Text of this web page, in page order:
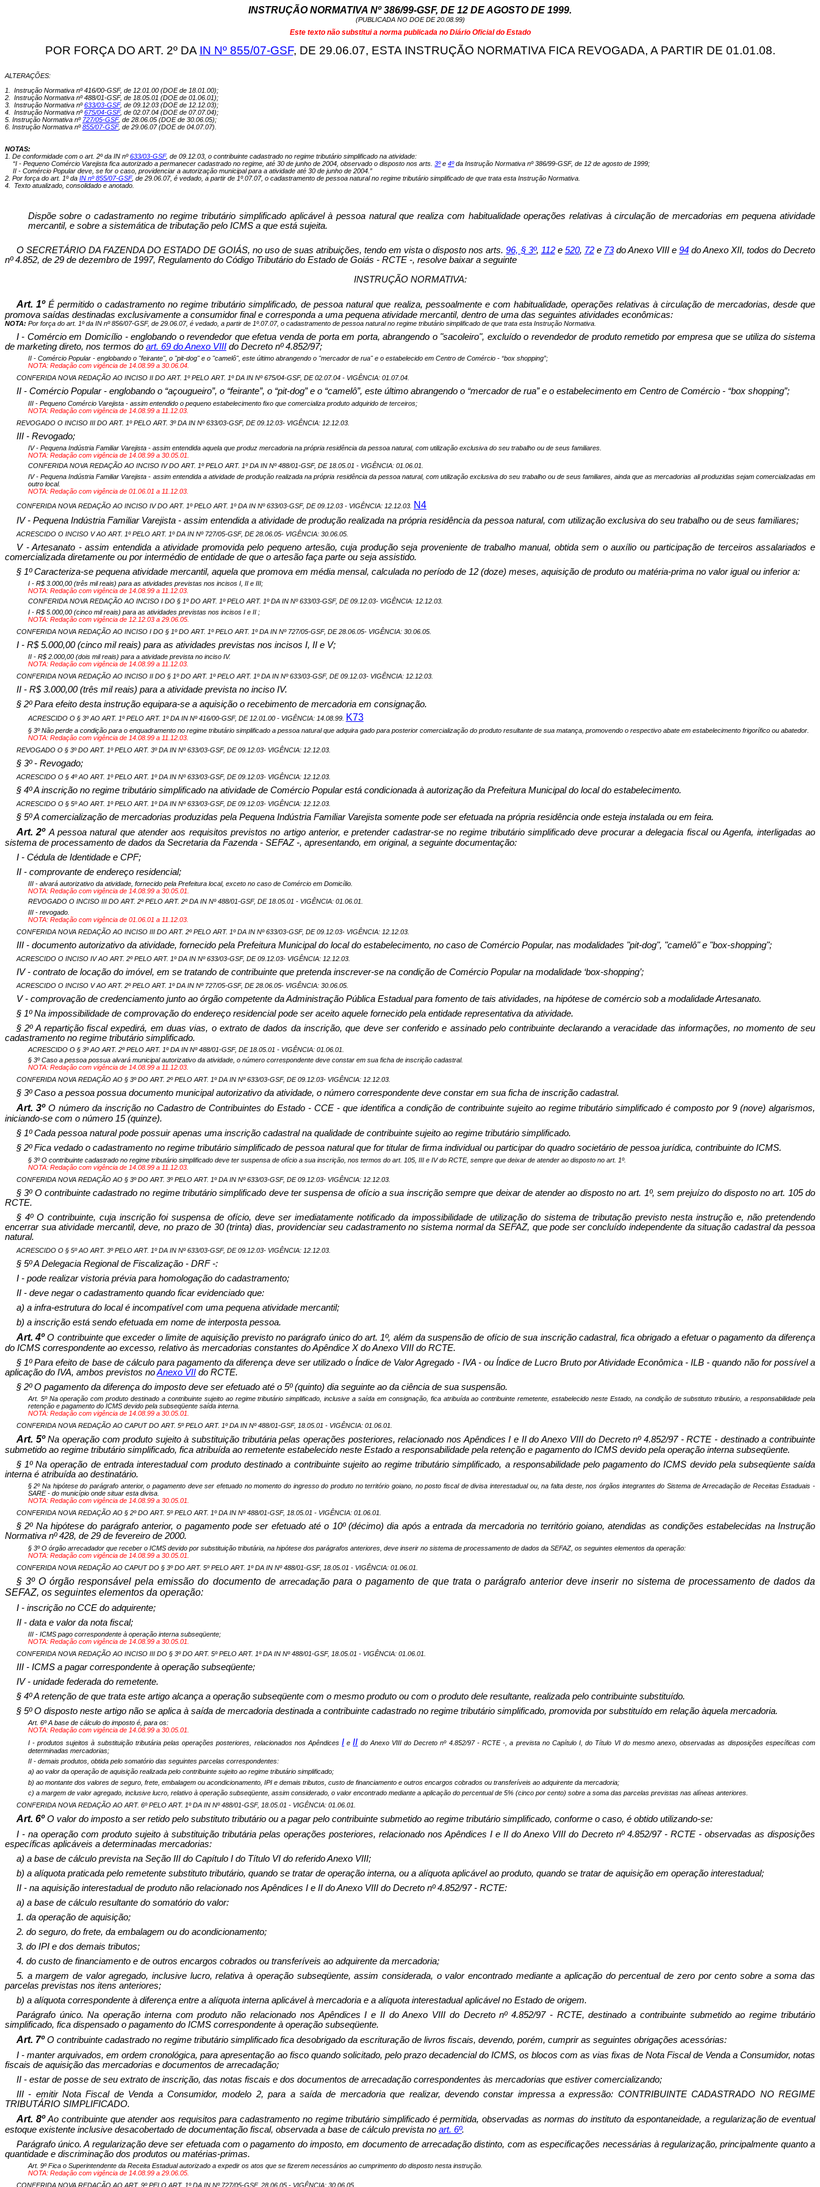
INSTRUÇÃO NORMATIVA Nº 386/99-GSF, DE 12 DE AGOSTO DE 1999.
(PUBLICADA NO DOE DE 20.08.99)
Este texto não substitui a norma publicada no Diário Oficial do Estado
POR FORÇA DO ART. 2º DA IN Nº 855/07-GSF, DE 29.06.07, ESTA INSTRUÇÃO NORMATIVA FICA REVOGADA, A PARTIR DE 01.01.08.
ALTERAÇÕES:
1.
Instrução Normativa nº 416/00-GSF, de 12.01.00 (DOE de 18.01.00);
2.
Instrução Normativa nº 488/01-GSF, de 18.05.01 (DOE de 01.06.01);
3.
Instrução Normativa nº633/03-GSF, de 09.12.03 (DOE de 12.12.03);
4.
Instrução Normativa nº675/04-GSF, de 02.07.04 (DOE de 07.07.04);
5. Instrução Normativa nº 727/05-GSF, de 28.06.05 (DOE de 30.06.05);
6. Instrução Normativa nº855/07-GSF, de 29.06.07 (DOE de 04.07.07).
NOTAS:
1. De conformidade com o art. 2º da IN nº633/03-GSF, de 09.12.03, o contribuinte cadastrado no regime tributário simplificado na atividade:
“I - Pequeno Comércio Varejista fica autorizado a permanecer cadastrado no regime, até 30 de junho de 2004, observado o disposto nos arts.3ºe4ºda Instrução Normativa nº 386/99-GSF, de 12 de agosto de 1999;
II - Comércio Popular deve, se for o caso, providenciar a autorização municipal para a atividade até 30 de junho de 2004.”
2. Por força do art. 1º da IN nº 855/07-GSF, de 29.06.07, é vedado, a partir de 1º.07.07, o cadastramento de pessoa natural no regime tributário simplificado de que trata esta Instrução Normativa.
4.
Texto atualizado, consolidado e anotado.
Dispõe sobre o cadastramento no regime tributário simplificado aplicável à pessoa natural que realiza com habitualidade operações relativas à circulação de mercadorias em pequena atividade
mercantil, e sobre a sistemática de tributação pelo ICMS a que está sujeita.
O SECRETÁRIO DA FAZENDA DO ESTADO DE GOIÁS, no uso de suas atribuições, tendo em vista o disposto nos arts.96, § 3º, 112e 520, 72e 73do Anexo VIII e 94do Anexo XII, todos do Decreto
nº 4.852, de 29 de dezembro de 1997, Regulamento do Código Tributário do Estado de Goiás - RCTE -, resolve baixar a seguinte
INSTRUÇÃO NORMATIVA:
Art. 1ºÉ permitido o cadastramento no regime tributário simplificado, de pessoa natural que realiza, pessoalmente e com habitualidade, operações relativas à circulação de mercadorias, desde que
promova saídas destinadas exclusivamente a consumidor final e corresponda a uma pequena atividade mercantil, dentro de uma das seguintes atividades econômicas:
NOTA: Por força do art. 1º da IN nº 856/07-GSF, de 29.06.07, é vedado, a partir de 1º.07.07, o cadastramento de pessoa natural no regime tributário simplificado de que trata esta Instrução Normativa.
I - Comércio em Domicílio - englobando o revendedor que efetua venda de porta em porta, abrangendo o "sacoleiro", excluído o revendedor de produto remetido por empresa que se utiliza do sistema
de marketing direto, nos termos do art. 69 do Anexo VIII do Decreto nº 4.852/97;
II - Comércio Popular - englobando o "feirante", o "pit-dog" e o "camelô", este último abrangendo o "mercador de rua" e o estabelecido em Centro de Comércio - “box shopping”;
NOTA: Redação com vigência de 14.08.99 a 30.06.04.
CONFERIDA NOVA REDAÇÃO AO INCISO II DO ART. 1º PELO ART. 1º DA IN Nº 675/04-GSF, DE 02.07.04 - VIGÊNCIA: 01.07.04.
II - Comércio Popular - englobando o “açougueiro”, o “feirante”, o “pit-dog” e o “camelô”, este último abrangendo o “mercador de rua” e o estabelecimento em Centro de Comércio - “box shopping”;
III - Pequeno Comércio Varejista - assim entendido o pequeno estabelecimento fixo que comercializa produto adquirido de terceiros;
NOTA: Redação com vigência de 14.08.99 a 11.12.03.
REVOGADO O INCISO III DO ART. 1º PELO ART. 3º DA IN Nº 633/03-GSF, DE 09.12.03- VIGÊNCIA: 12.12.03.
III - Revogado;
IV - Pequena Indústria Familiar Varejista - assim entendida aquela que produz mercadoria na própria residência da pessoa natural, com utilização exclusiva do seu trabalho ou de seus familiares.
NOTA: Redação com vigência de 14.08.99 a 30.05.01.
CONFERIDA NOVA REDAÇÃO AO INCISO IV DO ART. 1º PELO ART. 1º DA IN Nº 488/01-GSF, DE 18.05.01 - VIGÊNCIA: 01.06.01.
IV - Pequena Indústria Familiar Varejista - assim entendida a atividade de produção realizada na própria residência da pessoa natural, com utilização exclusiva do seu trabalho ou de seus familiares, ainda que as mercadorias ali produzidas sejam comercializadas em
outro local.
NOTA: Redação com vigência de 01.06.01 a 11.12.03.
CONFERIDA NOVA REDAÇÃO AO INCISO IV DO ART. 1º PELO ART. 1º DA IN Nº 633/03-GSF, DE 09.12.03 - VIGÊNCIA: 12.12.03.
N4
IV - Pequena Indústria Familiar Varejista - assim entendida a atividade de produção realizada na própria residência da pessoa natural, com utilização exclusiva do seu trabalho ou de seus familiares;
ACRESCIDO O INCISO V AO ART. 1º PELO ART. 1º DA IN Nº 727/05-GSF, DE 28.06.05- VIGÊNCIA: 30.06.05.
V - Artesanato - assim entendida a atividade promovida pelo pequeno artesão, cuja produção seja proveniente de trabalho manual, obtida sem o auxílio ou participação de terceiros assalariados e
comercializada diretamente ou por intermédio de entidade de que o artesão faça parte ou seja assistido.
§ 1º Caracteriza-se pequena atividade mercantil, aquela que promova em média mensal, calculada no período de 12 (doze) meses, aquisição de produto ou matéria-prima no valor igual ou inferior a:
I - R$ 3.000,00 (três mil reais) para as atividades previstas nos incisos I, II e III;
NOTA: Redação com vigência de 14.08.99 a 11.12.03.
CONFERIDA NOVA REDAÇÃO AO INCISO I DO § 1º DO ART. 1º PELO ART. 1º DA IN Nº 633/03-GSF, DE 09.12.03- VIGÊNCIA: 12.12.03.
I - R$ 5.000,00 (cinco mil reais) para as atividades previstas nos incisos I e II ;
NOTA: Redação com vigência de 12.12.03 a 29.06.05.
CONFERIDA NOVA REDAÇÃO AO INCISO I DO § 1º DO ART. 1º PELO ART. 1º DA IN Nº 727/05-GSF, DE 28.06.05- VIGÊNCIA: 30.06.05.
I - R$ 5.000,00 (cinco mil reais) para as atividades previstas nos incisos I, II e V;
II - R$ 2.000,00 (dois mil reais) para a atividade prevista no inciso IV.
NOTA: Redação com vigência de 14.08.99 a 11.12.03.
CONFERIDA NOVA REDAÇÃO AO INCISO II DO § 1º DO ART. 1º PELO ART. 1º DA IN Nº 633/03-GSF, DE 09.12.03- VIGÊNCIA: 12.12.03.
II - R$ 3.000,00 (três mil reais) para a atividade prevista no inciso IV.
§ 2º Para efeito desta instrução equipara-se a aquisição o recebimento de mercadoria em consignação.
ACRESCIDO O § 3º AO ART. 1º PELO ART. 1º DA IN Nº 416/00-GSF, DE 12.01.00 - VIGÊNCIA: 14.08.99. K73
§ 3º Não perde a condição para o enquadramento no regime tributário simplificado a pessoa natural que adquira gado para posterior comercialização do produto resultante de sua matança, promovendo o respectivo abate em estabelecimento frigorífico ou abatedor.
NOTA: Redação com vigência de 14.08.99 a 11.12.03.
REVOGADO O § 3º DO ART. 1º PELO ART. 3º DA IN Nº 633/03-GSF, DE 09.12.03- VIGÊNCIA: 12.12.03.
§ 3º - Revogado;
ACRESCIDO O § 4ºAO ART. 1º PELO ART. 1º DA IN Nº 633/03-GSF, DE 09.12.03- VIGÊNCIA: 12.12.03.
§ 4º A inscrição no regime tributário simplificado na atividade de Comércio Popular está condicionada à autorização da Prefeitura Municipal do local do estabelecimento.
ACRESCIDO O § 5º AO ART. 1º PELO ART. 1º DA IN Nº 633/03-GSF, DE 09.12.03- VIGÊNCIA: 12.12.03.
§ 5º A comercialização de mercadorias produzidas pela Pequena Indústria Familiar Varejista somente pode ser efetuada na própria residência onde esteja instalada ou em feira.
Art. 2º A pessoa natural que atender aos requisitos previstos no artigo anterior, e pretender cadastrar-se no regime tributário simplificado deve procurar a delegacia fiscal ou Agenfa, interligadas ao
sistema de processamento de dados da Secretaria da Fazenda - SEFAZ -, apresentando, em original, a seguinte documentação:
I - Cédula de Identidade e CPF;
II - comprovante de endereço residencial;
III - alvará autorizativo da atividade, fornecido pela Prefeitura local, exceto no caso de Comércio em Domicílio.
NOTA: Redação com vigência de 14.08.99 a 30.05.01.
REVOGADO O INCISO III DO ART. 2º PELO ART. 2º DA IN Nº 488/01-GSF, DE 18.05.01 - VIGÊNCIA: 01.06.01.
III - revogado.
NOTA: Redação com vigência de 01.06.01 a 11.12.03.
CONFERIDA NOVA REDAÇÃO AO INCISO III DO ART. 2º PELO ART. 1º DA IN Nº 633/03-GSF, DE 09.12.03- VIGÊNCIA: 12.12.03.
III - documento autorizativo da atividade, fornecido pela Prefeitura Municipal do local do estabelecimento, no caso de Comércio Popular, nas modalidades "pit-dog", "camelô" e "box-shopping";
ACRESCIDO O INCISO IV AO ART. 2º PELO ART. 1º DA IN Nº 633/03-GSF, DE 09.12.03- VIGÊNCIA: 12.12.03.
IV- contrato de locação do imóvel, em se tratando de contribuinte que pretenda inscrever-se na condição de Comércio Popular na modalidade ‘box-shopping’;
ACRESCIDO O INCISO V AO ART. 2º PELO ART. 1º DA IN Nº 727/05-GSF, DE 28.06.05- VIGÊNCIA: 30.06.05.
V - comprovação de credenciamento junto ao órgão competente da Administração Pública Estadual para fomento de tais atividades, na hipótese de comércio sob a modalidade Artesanato.
§ 1º Na impossibilidade de comprovação do endereço residencial pode ser aceito aquele fornecido pela entidade representativa da atividade.
§ 2º A repartição fiscal expedirá, em duas vias, o extrato de dados da inscrição, que deve ser conferido e assinado pelo contribuinte declarando a veracidade das informações, no momento de seu
cadastramento no regime tributário simplificado.
ACRESCIDO O § 3º AO ART. 2º PELO ART. 1º DA IN Nº 488/01-GSF, DE 18.05.01 - VIGÊNCIA: 01.06.01.
§ 3º Caso a pessoa possua alvará municipal autorizativo da atividade, o número correspondente deve constar em sua ficha de inscrição cadastral.
NOTA: Redação com vigência de 14.08.99 a 11.12.03.
CONFERIDA NOVA REDAÇÃO AO § 3º DO ART. 2º PELO ART. 1º DA IN Nº 633/03-GSF, DE 09.12.03- VIGÊNCIA: 12.12.03.
§ 3º Caso a pessoa possua documento municipal autorizativo da atividade, o número correspondente deve constar em sua ficha de inscrição cadastral.
Art. 3º O número da inscrição no Cadastro de Contribuintes do Estado - CCE - que identifica a condição de contribuinte sujeito ao regime tributário simplificado é composto por 9 (nove) algarismos,
iniciando-se com o número 15 (quinze).
§ 1º Cada pessoa natural pode possuir apenas uma inscrição cadastral na qualidade de contribuinte sujeito ao regime tributário simplificado.
§ 2º Fica vedado o cadastramento no regime tributário simplificado de pessoa natural que for titular de firma individual ou participar do quadro societário de pessoa jurídica, contribuinte do ICMS.
§ 3º O contribuinte cadastrado no regime tributário simplificado deve ter suspensa de ofício a sua inscrição, nos termos do art. 105, III e IV do RCTE, sempre que deixar de atender ao disposto no art. 1º.
NOTA: Redação com vigência de 14.08.99 a 11.12.03.
CONFERIDA NOVA REDAÇÃO AO § 3º DO ART. 3º PELO ART. 1º DA IN Nº 633/03-GSF, DE 09.12.03- VIGÊNCIA: 12.12.03.
§ 3º O contribuinte cadastrado no regime tributário simplificado deve ter suspensa de ofício a sua inscrição sempre que deixar de atender ao disposto no art. 1º, sem prejuízo do disposto no art. 105 do
RCTE.
§ 4º O contribuinte, cuja inscrição foi suspensa de ofício, deve ser imediatamente notificado da impossibilidade de utilização do sistema de tributação previsto nesta instrução e, não pretendendo
encerrar sua atividade mercantil, deve, no prazo de 30 (trinta) dias, providenciar seu cadastramento no sistema normal da SEFAZ, que pode ser concluído independente da situação cadastral da pessoa
natural.
ACRESCIDO O § 5º AO ART. 3º PELO ART. 1º DA IN Nº 633/03-GSF, DE 09.12.03- VIGÊNCIA: 12.12.03.
§ 5º A Delegacia Regional de Fiscalização - DRF -:
I - pode realizar vistoria prévia para homologação do cadastramento;
II - deve negar o cadastramento quando ficar evidenciado que:
a) a infra-estrutura do local é incompatível com uma pequena atividade mercantil;
b) a inscrição está sendo efetuada em nome de interposta pessoa.
Art. 4ºO contribuinte que exceder o limite de aquisição previsto no parágrafo único do art. 1º, além da suspensão de ofício de sua inscrição cadastral, fica obrigado a efetuar o pagamento da diferença
do ICMS correspondente ao excesso, relativo às mercadorias constantes do Apêndice X do Anexo VIII do RCTE.
§ 1º Para efeito de base de cálculo para pagamento da diferença deve ser utilizado o Índice de Valor Agregado - IVA - ou Índice de Lucro Bruto por Atividade Econômica - ILB - quando não for possível a
aplicação do IVA, ambos previstos noAnexo VII do RCTE.
§ 2º O pagamento da diferença do imposto deve ser efetuado até o 5º (quinto) dia seguinte ao da ciência de sua suspensão.
Art. 5º Na operação com produto destinado a contribuinte sujeito ao regime tributário simplificado, inclusive a saída em consignação, fica atribuída ao contribuinte remetente, estabelecido neste Estado, na condição de substituto tributário, a responsabilidade pela
retenção e pagamento do ICMS devido pela subseqüente saída interna.
NOTA: Redação com vigência de 14.08.99 a 30.05.01.
CONFERIDA NOVA REDAÇÃO AO CAPUT DO ART. 5º PELO ART. 1º DA IN Nº 488/01-GSF, 18.05.01 - VIGÊNCIA: 01.06.01.
Art. 5ºNa operação com produto sujeito à substituição tributária pelas operações posteriores, relacionado nos Apêndices I e II do Anexo VIII do Decreto nº 4.852/97 - RCTE - destinado a contribuinte
submetido ao regime tributário simplificado, fica atribuída ao remetente estabelecido neste Estado a responsabilidade pela retenção e pagamento do ICMS devido pela operação interna subseqüente.
§ 1º Na operação de entrada interestadual com produto destinado a contribuinte sujeito ao regime tributário simplificado, a responsabilidade pelo pagamento do ICMS devido pela subseqüente saída
interna é atribuída ao destinatário.
§ 2º Na hipótese do parágrafo anterior, o pagamento deve ser efetuado no momento do ingresso do produto no território goiano, no posto fiscal de divisa interestadual ou, na falta deste, nos órgãos integrantes do Sistema de Arrecadação de Receitas Estaduais -
SARE - do município onde situar esta divisa.
NOTA: Redação com vigência de 14.08.99 a 30.05.01.
CONFERIDA NOVA REDAÇÃO AO § 2º DO ART. 5º PELO ART. 1º DA IN Nº 488/01-GSF, 18.05.01 - VIGÊNCIA: 01.06.01.
§ 2º Na hipótese do parágrafo anterior, o pagamento pode ser efetuado até o 10º (décimo) dia após a entrada da mercadoria no território goiano, atendidas as condições estabelecidas na Instrução
Normativa nº 428, de 29 de fevereiro de 2000.
§ 3º O órgão arrecadador que receber o ICMS devido por substituição tributária, na hipótese dos parágrafos anteriores, deve inserir no sistema de processamento de dados da SEFAZ, os seguintes elementos da operação:
NOTA: Redação com vigência de 14.08.99 a 30.05.01.
CONFERIDA NOVA REDAÇÃO AO CAPUT DO § 3º DO ART. 5º PELO ART. 1º DA IN Nº 488/01-GSF, 18.05.01 - VIGÊNCIA: 01.06.01.
§ 3º O órgão responsável pela emissão do documento de arrecadaçãopara o pagamento de que trata o parágrafo anterior deve inserir no sistema de processamento de dados da
SEFAZ, os seguintes elementos da operação:
I - inscrição no CCE do adquirente;
II - data e valor da nota fiscal;
III - ICMS pago correspondente à operação interna subseqüente;
NOTA: Redação com vigência de 14.08.99 a 30.05.01.
CONFERIDA NOVA REDAÇÃO AO INCISO III DO § 3º DO ART. 5º PELO ART. 1º DA IN Nº 488/01-GSF, 18.05.01 - VIGÊNCIA: 01.06.01.
III - ICMS a pagar correspondente à operação subseqüente;
IV - unidade federada do remetente.
§ 4º A retenção de que trata este artigo alcança a operação subseqüente com o mesmo produto ou com o produto dele resultante, realizada pelo contribuinte substituído.
§ 5º O disposto neste artigo não se aplica à saída de mercadoria destinada a contribuinte cadastrado no regime tributário simplificado, promovida por substituído em relação àquela mercadoria.
Art. 6ºA base de cálculo do imposto é, para os:
NOTA: Redação com vigência de 14.08.99 a 30.05.01.
I - produtos sujeitos à substituição tributária pelas operações posteriores, relacionados nos ApêndicesI eII do Anexo VIII do Decreto nº 4.852/97 - RCTE -, a prevista no Capítulo I, do Título VI do mesmo anexo, observadas as disposições específicas com
determinadas mercadorias;
II - demais produtos, obtida pelo somatório das seguintes parcelas correspondentes:
a) ao valor da operação de aquisição realizada pelo contribuinte sujeito ao regime tributário simplificado;
b) ao montante dos valores de seguro, frete, embalagem ou acondicionamento, IPI e demais tributos, custo de financiamento e outros encargos cobrados ou transferíveis ao adquirente da mercadoria;
c) a margem de valor agregado, inclusive lucro, relativo à operação subseqüente, assim considerado, o valor encontrado mediante a aplicação do percentual de 5% (cinco por cento) sobre a soma das parcelas previstas nas alíneas anteriores.
CONFERIDA NOVA REDAÇÃO AO ART. 6º PELO ART. 1º DA IN Nº 488/01-GSF, 18.05.01 - VIGÊNCIA: 01.06.01.
Art. 6ºO valor do imposto a ser retido pelo substituto tributário ou a pagar pelo contribuinte submetido ao regime tributário simplificado, conforme o caso, é obtido utilizando-se:
I - na operação com produto sujeito à substituição tributária pelas operações posteriores, relacionado nos Apêndices I e II do Anexo VIII do Decreto nº 4.852/97 - RCTE - observadas as disposições
específicas aplicáveis a determinadas mercadorias:
a) a base de cálculo prevista na Seção III do Capítulo I do Título VI do referido Anexo VIII;
b) a alíquota praticada pelo remetente substituto tributário, quando se tratar de operação interna, ou a alíquota aplicável ao produto, quando se tratar de aquisição em operação interestadual;
II - na aquisição interestadual de produto não relacionado nos Apêndices I e II do Anexo VIII do Decreto nº 4.852/97 - RCTE:
a) a base de cálculo resultante do somatório do valor:
1. da operação de aquisição;
2. do seguro, do frete, da embalagem ou do acondicionamento;
3. do IPI e dos demais tributos;
4. do custo de financiamento e de outros encargos cobrados ou transferíveis ao adquirente da mercadoria;
5. a margem de valor agregado, inclusive lucro, relativa à operação subseqüente, assim considerada, o valor encontrado mediante a aplicação do percentual de zero por cento sobre a soma das
parcelas previstas nos itens anteriores;
b) a alíquota correspondente à diferença entre a alíquota interna aplicável à mercadoria e a alíquota interestadual aplicável no Estado de origem.
Parágrafo único. Na operação interna com produto não relacionado nos Apêndices I e II do Anexo VIII do Decreto nº 4.852/97 - RCTE, destinado a contribuinte submetido ao regime tributário
simplificado, fica dispensado o pagamento do ICMS correspondente à operação subseqüente.
Art. 7ºO contribuinte cadastrado no regime tributário simplificado fica desobrigado da escrituração de livros fiscais, devendo, porém, cumprir as seguintes obrigações acessórias:
I - manter arquivados, em ordem cronológica, para apresentação ao fisco quando solicitado, pelo prazo decadencial do ICMS, os blocos com as vias fixas de Nota Fiscal de Venda a Consumidor, notas
fiscais de aquisição das mercadorias e documentos de arrecadação;
II - estar de posse de seu extrato de inscrição, das notas fiscais e dos documentos de arrecadação correspondentes às mercadorias que estiver comercializando;
III - emitir Nota Fiscal de Venda a Consumidor, modelo 2, para a saída de mercadoria que realizar, devendo constar impressa a expressão: CONTRIBUINTE CADASTRADO NO REGIME
TRIBUTÁRIO SIMPLIFICADO.
Art. 8ºAo contribuinte que atender aos requisitos para cadastramento no regime tributário simplificado é permitida, observadas as normas do instituto da espontaneidade, a regularização de eventual
estoque existente inclusive desacobertado de documentação fiscal, observada a base de cálculo prevista no art. 6º.
Parágrafo único. A regularização deve ser efetuada com o pagamento do imposto, em documento de arrecadação distinto, com as especificações necessárias à regularização, principalmente quanto a
quantidade e discriminação dos produtos ou matérias-primas.
Art. 9º Fica o Superintendente da Receita Estadual autorizado a expedir os atos que se fizerem necessários ao cumprimento do disposto nesta instrução.
NOTA: Redação com vigência de 14.08.99 a 29.06.05.
CONFERIDA NOVA REDAÇÃO AO ART. 9º PELO ART. 1º DA IN Nº 727/05-GSF, 28.06.05 - VIGÊNCIA: 30.06.05.